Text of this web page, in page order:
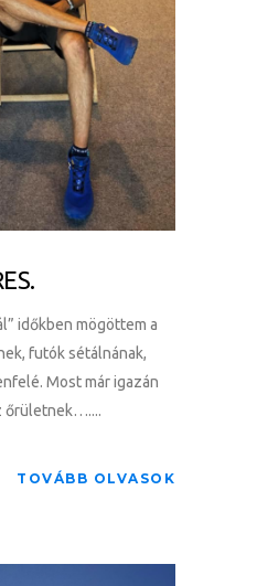
időkben mögöttem a
futók sétálnának,
Most már igazán
őrületnek…....
TOVÁBB OLVASOK